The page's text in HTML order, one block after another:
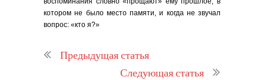
котором не было место памяти, и когда не звучал
вопрос: «кто я?»
Предыдущая статья
Следующая статья